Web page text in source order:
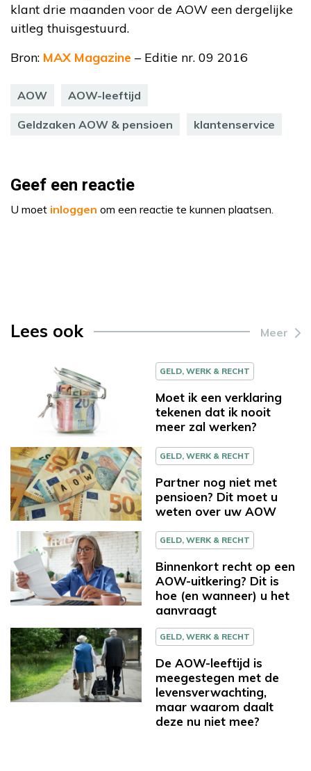
klant drie maanden voor de AOW een dergelijke
uitleg thuisgestuurd.
Bron: MAX Magazine – Editie nr. 09 2016
AOW AOW-leeftijd
Geldzaken AOW & pensioen klantenservice
Geef een reactie
U moet inloggen om een reactie te kunnen plaatsen.
Lees ook Meer
GELD, WERK & RECHT
Moet ik een verklaring
tekenen dat ik nooit
meer zal werken?
GELD, WERK & RECHT
Partner nog niet met
pensioen? Dit moet u
weten over uw AOW
GELD, WERK & RECHT
Binnenkort recht op een
AOW-uitkering? Dit is
hoe (en wanneer) u het
aanvraagt
GELD, WERK & RECHT
De AOW-leeftijd is
meegestegen met de
levensverwachting,
maar waarom daalt
deze nu niet mee?